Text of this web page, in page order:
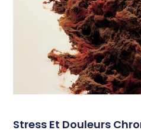
Stress Et Douleurs